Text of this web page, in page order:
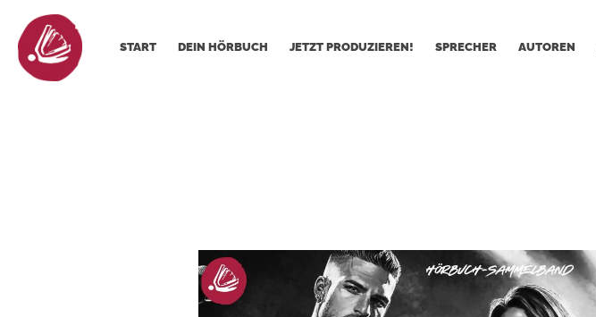
START DEIN HÖRBUCH JETZT PRODUZIEREN! SPRECHER AUTOREN